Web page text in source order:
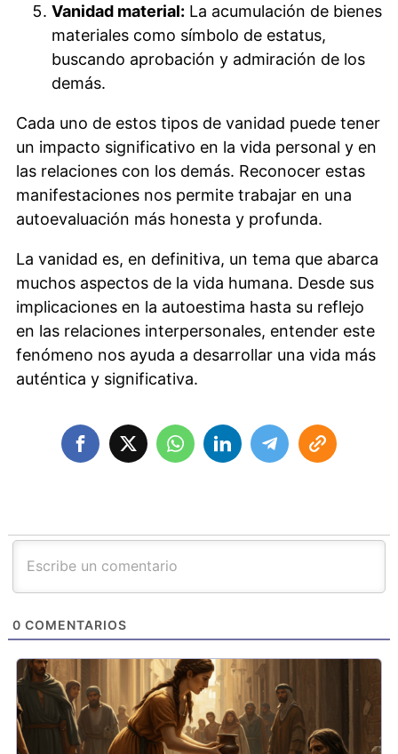
Vanidad material: La acumulación de bienes
materiales como símbolo de estatus,
buscando aprobación y admiración de los
demás.
Cada uno de estos tipos de vanidad puede tener
un impacto significativo en la vida personal y en
las relaciones con los demás. Reconocer estas
manifestaciones nos permite trabajar en una
autoevaluación más honesta y profunda.
La vanidad es, en definitiva, un tema que abarca
muchos aspectos de la vida humana. Desde sus
implicaciones en la autoestima hasta su reflejo
en las relaciones interpersonales, entender este
fenómeno nos ayuda a desarrollar una vida más
auténtica y significativa.
0 COMENTARIOS